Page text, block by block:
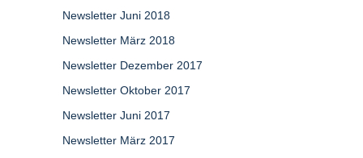
Newsletter Juni 2018
Newsletter März 2018
Newsletter Dezember 2017
Newsletter Oktober 2017
Newsletter Juni 2017
Newsletter März 2017